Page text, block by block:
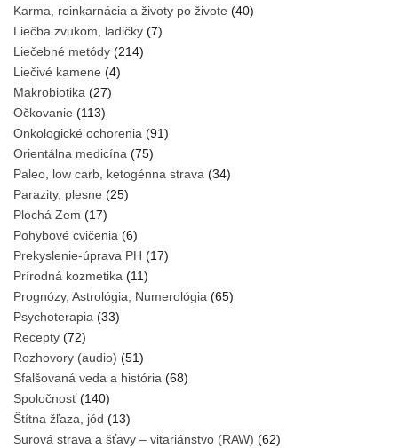
Karma, reinkarnácia a životy po živote (40)
Liečba zvukom, ladičky (7)
Liečebné metódy (214)
Liečivé kamene (4)
Makrobiotika (27)
Očkovanie (113)
Onkologické ochorenia (91)
Orientálna medicína (75)
Paleo, low carb, ketogénna strava (34)
Parazity, plesne (25)
Plochá Zem (17)
Pohybové cvičenia (6)
Prekyslenie-úprava PH (17)
Prírodná kozmetika (11)
Prognózy, Astrológia, Numerológia (65)
Psychoterapia (33)
Recepty (72)
Rozhovory (audio) (51)
Sfalšovaná veda a história (68)
Spoločnosť(140)
Štítna žľaza, jód (13)
Surová strava a šťavy – vitariánstvo (RAW) (62)